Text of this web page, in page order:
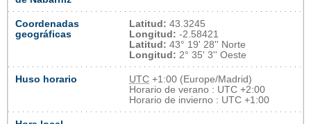
Coordenadas
geográficas
Latitud: 43.3245
Longitud: -2.58421
Latitud: 43° 19' 28'' Norte
Longitud: 2° 35' 3'' Oeste
Huso horario UTC +1:00 (Europe/Madrid)
Horario de verano : UTC +2:00
Horario de invierno : UTC +1:00